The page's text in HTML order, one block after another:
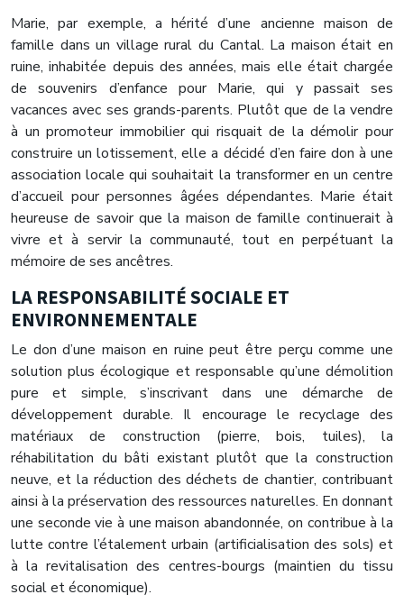
Marie, par exemple, a hérité d’une ancienne maison de
famille dans un village rural du Cantal. La maison était en
ruine, inhabitée depuis des années, mais elle était chargée
de souvenirs d’enfance pour Marie, qui y passait ses
vacances avec ses grands-parents. Plutôt que de la vendre
à un promoteur immobilier qui risquait de la démolir pour
construire un lotissement, elle a décidé d’en faire don à une
association locale qui souhaitait la transformer en un centre
d’accueil pour personnes âgées dépendantes. Marie était
heureuse de savoir que la maison de famille continuerait à
vivre et à servir la communauté, tout en perpétuant la
mémoire de ses ancêtres.
LA RESPONSABILITÉ SOCIALE ET
ENVIRONNEMENTALE
Le don d’une maison en ruine peut être perçu comme une
solution plus écologique et responsable qu’une démolition
pure et simple, s’inscrivant dans une démarche de
développement durable. Il encourage le recyclage des
matériaux de construction (pierre, bois, tuiles), la
réhabilitation du bâti existant plutôt que la construction
neuve, et la réduction des déchets de chantier, contribuant
ainsi à la préservation des ressources naturelles. En donnant
une seconde vie à une maison abandonnée, on contribue à la
lutte contre l’étalement urbain (artificialisation des sols) et
à la revitalisation des centres-bourgs (maintien du tissu
social et économique).